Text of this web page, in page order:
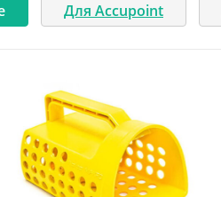
Для Accupoint